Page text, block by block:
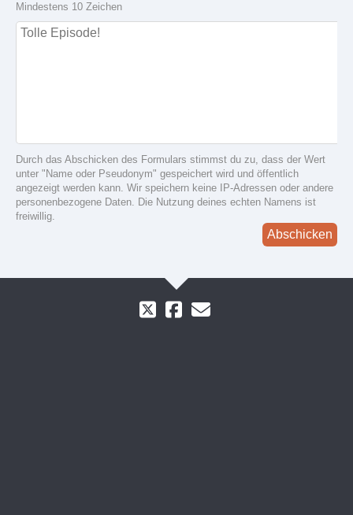
Mindestens 10 Zeichen
Durch das Abschicken des Formulars stimmst du zu, dass der Wert
unter "Name oder Pseudonym" gespeichert wird und öffentlich
angezeigt werden kann. Wir speichern keine IP-Adressen oder andere
personenbezogene Daten. Die Nutzung deines echten Namens ist
freiwillig.
Abschicken